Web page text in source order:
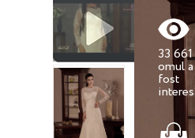
33 661
omul a
fost